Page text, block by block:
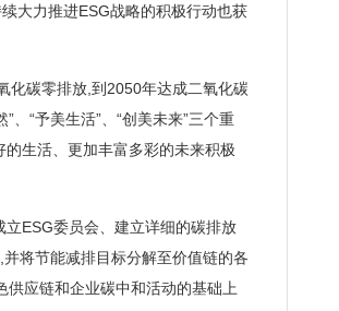
大力推进ESG战略的积极行动也获
化碳零排放,到2050年达成二氧化碳
、“予美生活”、“创美未来”三个重
生活、更加丰富多彩的未来积极
ESG委员会、建立详细的碳排放
将节能减排目标分解至价值链的各
应链和企业碳中和活动的基础上